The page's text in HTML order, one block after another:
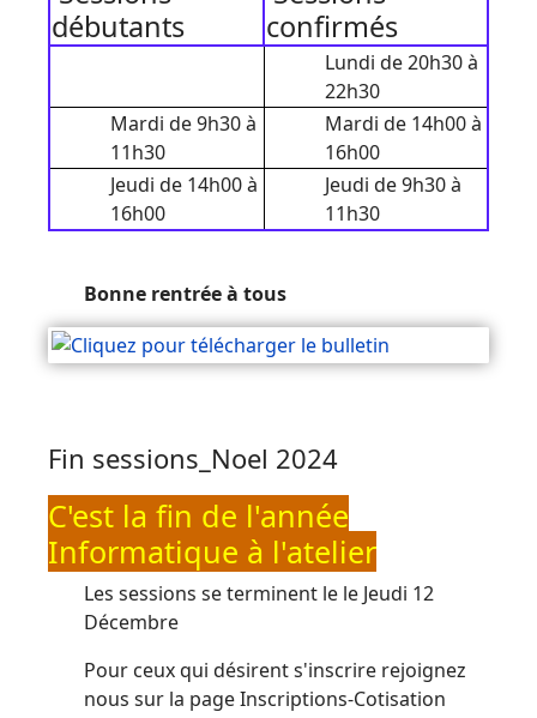
débutants
confirmés
Lundi de 20h30 à
22h30
Mardi de 9h30 à
11h30
Mardi de 14h00 à
16h00
Jeudi de 14h00 à
16h00
Jeudi de 9h30 à
11h30
Bonne rentrée à tous
Fin sessions_Noel 2024
C'est la fin de l'année
Informatique à l'atelier
Les sessions se terminent le le Jeudi 12
Décembre
Pour ceux qui désirent s'inscrire rejoignez
nous sur la page Inscriptions-Cotisation